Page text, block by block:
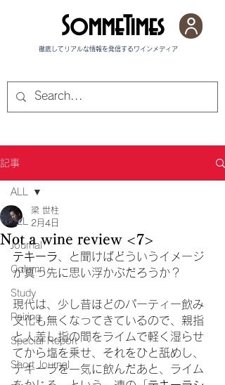
徹底してリアルな情報を発信する​ワインメディア
SommeTimes
記事
ALL
Journal
Column
Study
Pairing
Special Report
Short Journal
ALL
Not a wine review <7>
梁 世柱
2月4日
テキーラ 、と聞けばどういうイメージ
が真っ先に思い浮かぶだろうか？
現代は、少し昔ほどのパーティー飲み
文化も無くなってきているので、親指
と人差し指の間をライムで軽く湿らせ
てから塩を乗せ、それをひと舐めし、
テキーラを一気に飲んだあと、ライム